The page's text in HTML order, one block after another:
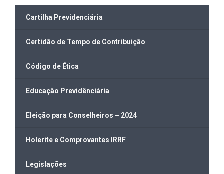
Cartilha Previdenciária
Certidão de Tempo de Contribuição
Código de Ética
Educação Previdênciária
Eleição para Conselheiros – 2024
Holerite e Comprovantes IRRF
Legislações